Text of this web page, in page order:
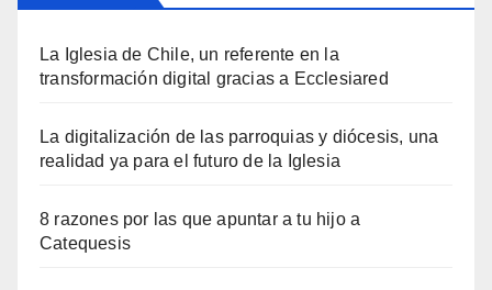
La Iglesia de Chile, un referente en la
transformación digital gracias a Ecclesiared
La digitalización de las parroquias y diócesis, una
realidad ya para el futuro de la Iglesia
8 razones por las que apuntar a tu hijo a
Catequesis